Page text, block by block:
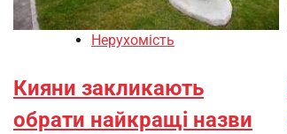
Нерухомість
Кияни закликають
обрати найкращі назви